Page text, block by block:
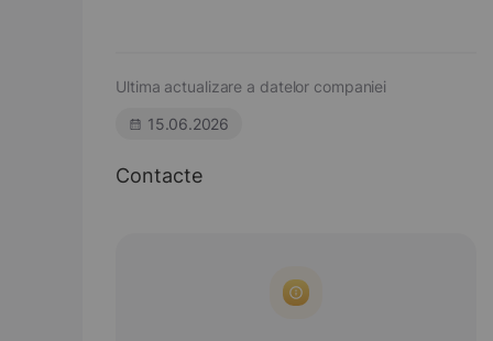
Ultima actualizare a datelor companiei
15.06.2026
Contacte